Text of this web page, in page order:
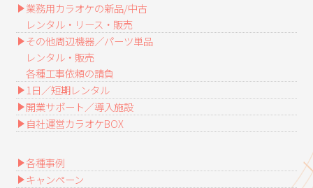
業務用カラオケの新品/中古
レンタル・リース・販売
その他周辺機器／パーツ単品
レンタル・販売
各種工事依頼の請負
1日／短期レンタル
開業サポート／導入施設
自社運営カラオケBOX
各種事例
キャンペーン